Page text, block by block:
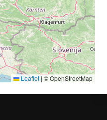
Leaflet | © OpenStreetMap